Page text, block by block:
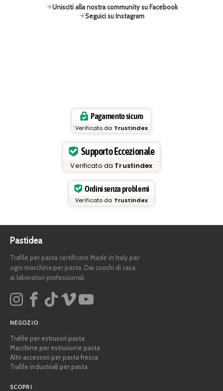
Unisciti alla nostra community su Facebook
Seguici su Instagram
Pagamento sicuro
Verificato da Trustindex
Supporto Eccezionale
Verificato da Trustindex
Ordini senza problemi
Verificato da Trustindex
Pastidea
Trafile per pasta certificate Made in Italy per
ogni macchina per pasta. Dai cuochi di casa
ai laboratori professionali.
NEGOZIO
Trafile per estrusori pasta
Macchine per estrusione pasta
Altri accessori per pasta fresca
Trafile industriali per pasta
SCOPRI